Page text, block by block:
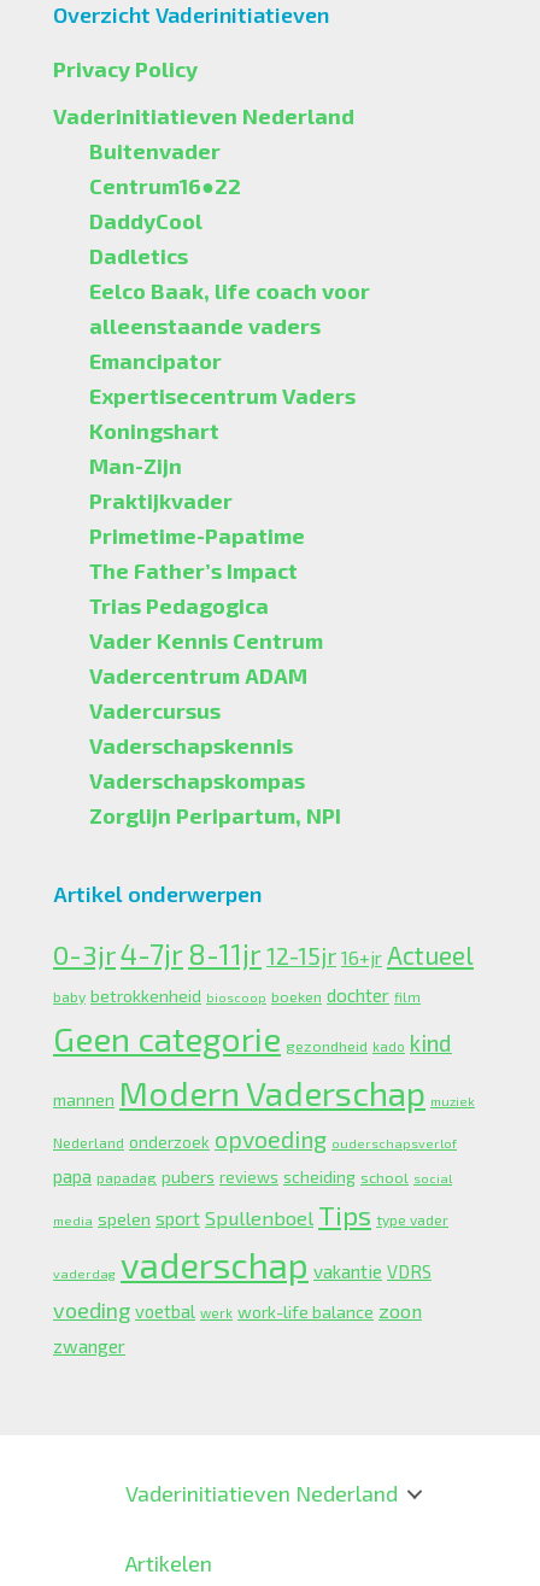
Overzicht Vaderinitiatieven
Privacy Policy
Vaderinitiatieven Nederland
Buitenvader
Centrum16●22
DaddyCool
Dadletics
Eelco Baak, life coach voor
alleenstaande vaders
Emancipator
Expertisecentrum Vaders
Koningshart
Man-Zijn
Praktijkvader
Primetime-Papatime
The Father’s Impact
Trias Pedagogica
Vader Kennis Centrum
Vadercentrum ADAM
Vadercursus
Vaderschapskennis
Vaderschapskompas
Zorglijn Peripartum, NPI
Artikel onderwerpen
0-3jr4-7jr 8-11jr 12-15jr 16+jr Actueel
baby betrokkenheid bioscoop boeken dochter film
Geen categorie gezondheid kado kind
mannen Modern Vaderschap muziek
Nederland onderzoek opvoeding ouderschapsverlof
papa papadag pubers reviews scheiding school social
media spelen sport Spullenboel Tips type vader
vaderdag vaderschap vakantie VDRS
voeding voetbal werk work-life balance zoon
zwanger
Vaderinitiatieven Nederland
Artikelen